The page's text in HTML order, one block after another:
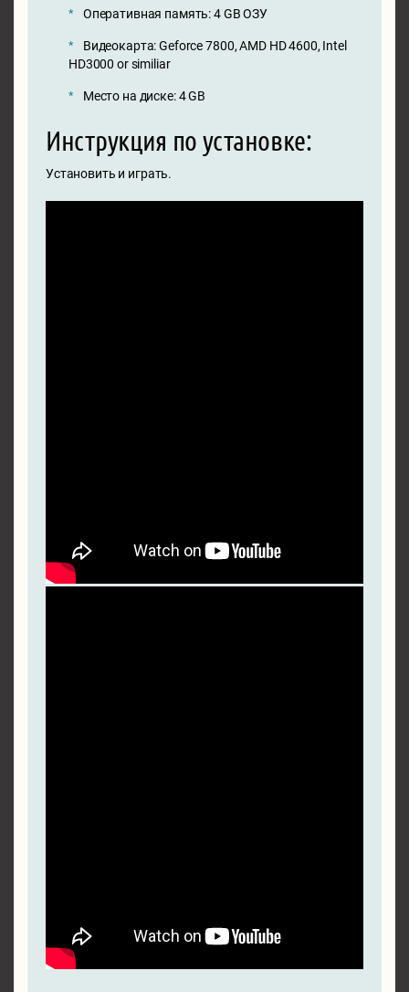
Оперативная память: 4 GB ОЗУ
Видеокарта: Geforce 7800, AMD HD 4600, Intel
HD3000 or similiar
Место на диске: 4 GB
Инструкция по установке:
Установить и играть.